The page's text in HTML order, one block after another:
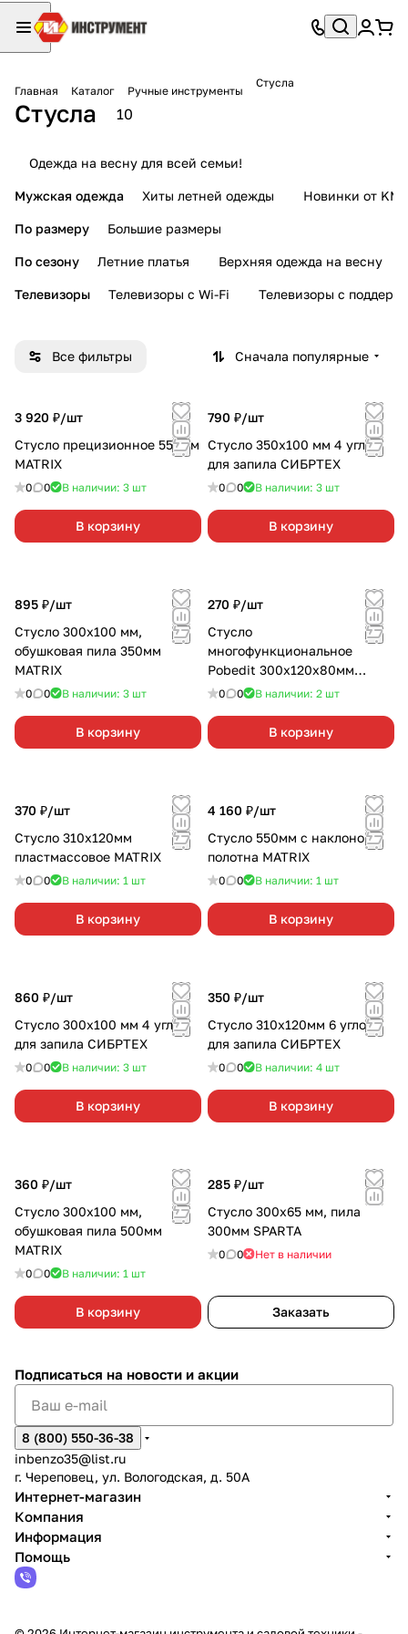
Главная Каталог Ручные инструменты
Стусла
Стусла 10
Одежда на весну для всей семьи!
Мужская одежда Хиты летней одежды Новинки от KMI
По размеру Большие размеры
По сезону Летние платья Верхняя одежда на весну
Телевизоры Телевизоры с Wi-Fi Телевизоры с
Все фильтры Сначала популярные
3 920 ₽/шт
Стусло прецизионное 550мм
MATRIX
0 0 В наличии: 3 шт
В корзину
790 ₽/шт
Стусло 350х100 мм 4 угла
для запила СИБРТЕХ
0 0 В наличии: 3 шт
В корзину
895 ₽/шт
Стусло 300х100 мм,
обушковая пила 350мм
MATRIX
0 0 В наличии: 3 шт
В корзину
270 ₽/шт
Стусло
многофункциональное
Pobedit 300х120х80мм
ПОЛИТЕХ
0 0 В наличии: 2 шт
В корзину
370 ₽/шт
Стусло 310х120мм
пластмассовое MATRIX
0 0 В наличии: 1 шт
В корзину
4 160 ₽/шт
Стусло 550мм с наклоном
полотна MATRIX
0 0 В наличии: 1 шт
В корзину
860 ₽/шт
Стусло 300х100 мм 4 угла
для запила СИБРТЕХ
0 0 В наличии: 3 шт
В корзину
350 ₽/шт
Стусло 310х120мм 6 углов
для запила СИБРТЕХ
0 0 В наличии: 4 шт
В корзину
360 ₽/шт
Стусло 300х100 мм,
обушковая пила 500мм
MATRIX
0 0 В наличии: 1 шт
В корзину
285 ₽/шт
Стусло 300х65 мм, пила
300мм SPARTA
0 0 Нет в наличии
Заказать
Подписаться на новости и акции
8 (800) 550-36-38
inbenzo35@list.ru
г. Череповец, ул. Вологодская, д. 50А
Интернет-магазин
Компания
Информация
Помощь